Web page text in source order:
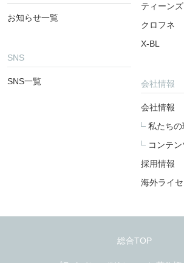
お知らせ一覧
SNS
SNS一覧
ティーン
クロフネ
X-BL
会社情報
会社情報
私たち
コンテ
採用情報
海外ライ
総合TOP